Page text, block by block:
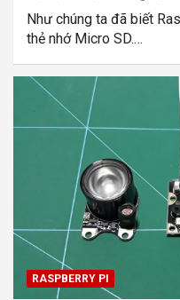
Như chúng ta đã biết
thẻ nhớ Micro SD.…
RASPBERRY PI